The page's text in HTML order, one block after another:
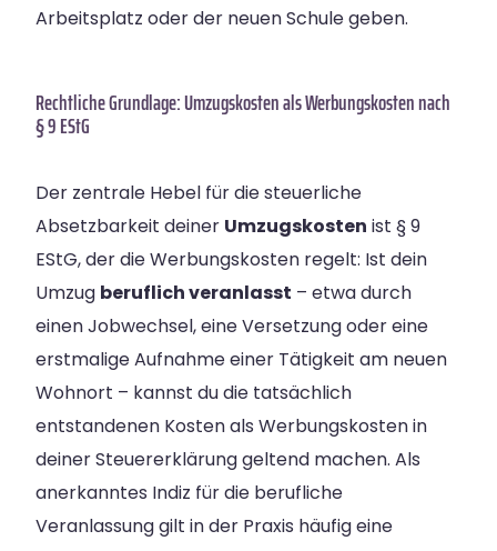
Arbeitsplatz oder der neuen Schule geben.
Rechtliche Grundlage: Umzugskosten als Werbungskosten nach
§ 9 EStG
Der zentrale Hebel für die steuerliche
Absetzbarkeit deiner Umzugskosten ist § 9
EStG, der die Werbungskosten regelt: Ist dein
Umzug beruflich veranlasst – etwa durch
einen Jobwechsel, eine Versetzung oder eine
erstmalige Aufnahme einer Tätigkeit am neuen
Wohnort – kannst du die tatsächlich
entstandenen Kosten als Werbungskosten in
deiner Steuererklärung geltend machen. Als
anerkanntes Indiz für die berufliche
Veranlassung gilt in der Praxis häufig eine